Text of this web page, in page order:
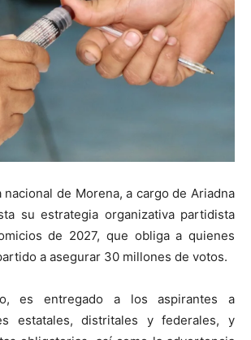
nacional de Morena, a cargo de Ariadna
su estrategia organizativa partidista
de 2027, que obliga a quienes
a asegurar 30 millones de votos.
es entregado a los aspirantes a
estatales, distritales y federales, y